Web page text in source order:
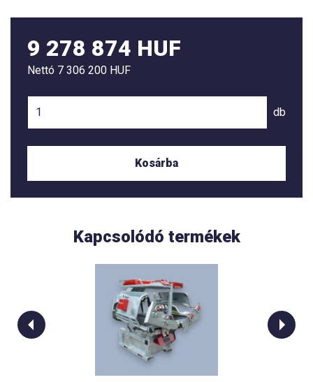
9 278 874 HUF
Nettó 7 306 200 HUF
db
Kosárba
Kapcsolódó termékek